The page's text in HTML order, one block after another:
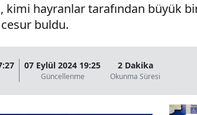
hayranlar tarafından büyük
cesur buldu.
07 Eylül 2024 19:25
Güncellenme
2 Dakika
Okunma Süresi